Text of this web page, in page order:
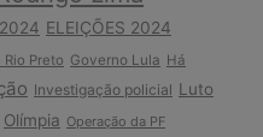
ELEIÇÕES 2024
Rio Preto Governo Lula Há
Investigação policial Luto
Olímpia Operação da PF